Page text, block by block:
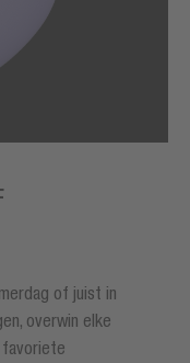
of juist in
overwin elke
favoriete